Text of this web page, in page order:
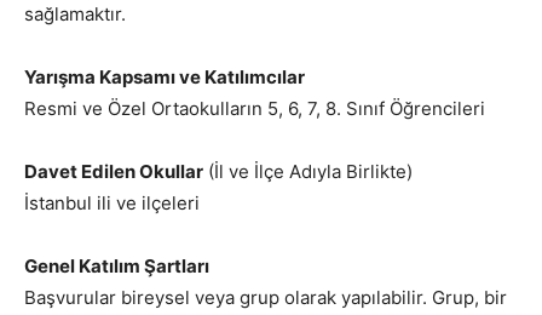
sağlamaktır.
Yarışma Kapsamı ve Katılımcılar
Resmi ve Özel Ortaokulların 5, 6, 7, 8. Sınıf Öğrencileri
Davet Edilen Okullar (İl ve İlçe Adıyla Birlikte)
İstanbul ili ve ilçeleri
Genel Katılım Şartları
Başvurular bireysel veya grup olarak yapılabilir. Grup, bir